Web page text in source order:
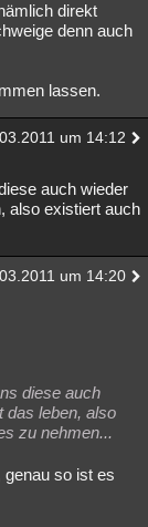
Filme
direkt
denn auch
lassen.
um 14:12
auch wieder
also existiert auch
um 14:20
diese auch
das leben, also
zu nehmen...
so ist es